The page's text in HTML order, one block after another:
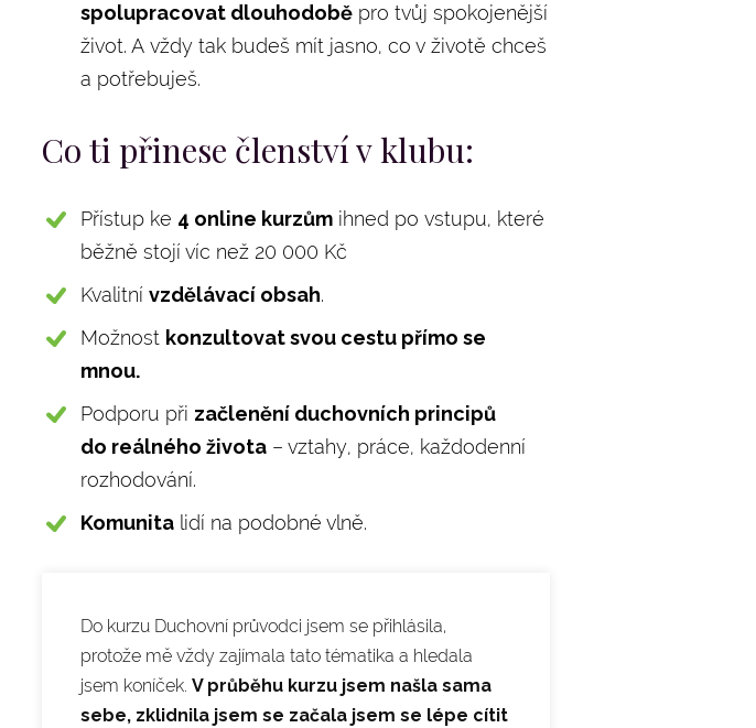
spolupracovat dlouhodobě pro tvůj spokojenější
život. A vždy tak budeš mít jasno, co v životě chceš
a potřebuješ.
Co ti přinese členství v klubu:
Přístup ke 4 online kurzům ihned po vstupu, které
běžně stojí víc než 20 000 Kč
Kvalitnívzdělávací obsah.
Možnost konzultovat svou cestu přímo se
mnou.
Podporu při začlenění duchovních principů
do reálného života – vztahy, práce, každodenní
rozhodování.
Komunita lidí na podobné vlně.
Do kurzu Duchovní průvodci jsem se přihlásila,
protože mě vždy zajímala tato tématika a hledala
jsem koníček.V průběhu kurzu jsem našla sama
sebe, zklidnila jsem se začala jsem se lépe cítit